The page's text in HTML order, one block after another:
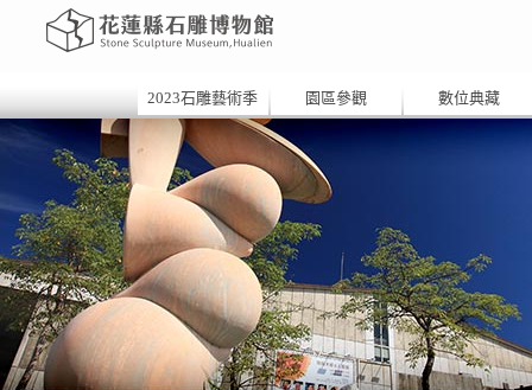
2023石雕藝術季 園區參觀 數位典藏